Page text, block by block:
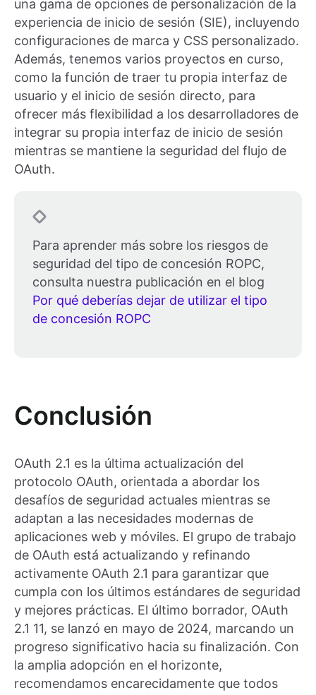
una gama de opciones de personalización de la
experiencia de inicio de sesión (SIE), incluyendo
configuraciones de marca y CSS personalizado.
Además, tenemos varios proyectos en curso,
como la función de traer tu propia interfaz de
usuario y el inicio de sesión directo, para
ofrecer más flexibilidad a los desarrolladores de
integrar su propia interfaz de inicio de sesión
mientras se mantiene la seguridad del flujo de
OAuth.
Para aprender más sobre los riesgos de
seguridad del tipo de concesión ROPC,
consulta nuestra publicación en el blog
Por qué deberías dejar de utilizar el tipo
de concesión ROPC
Conclusión
OAuth 2.1 es la última actualización del
protocolo OAuth, orientada a abordar los
desafíos de seguridad actuales mientras se
adaptan a las necesidades modernas de
aplicaciones web y móviles. El grupo de trabajo
de OAuth está actualizando y refinando
activamente OAuth 2.1 para garantizar que
cumpla con los últimos estándares de seguridad
y mejores prácticas. El último borrador, OAuth
2.1 11, se lanzó en mayo de 2024, marcando un
progreso significativo hacia su finalización. Con
la amplia adopción en el horizonte,
recomendamos encarecidamente que todos